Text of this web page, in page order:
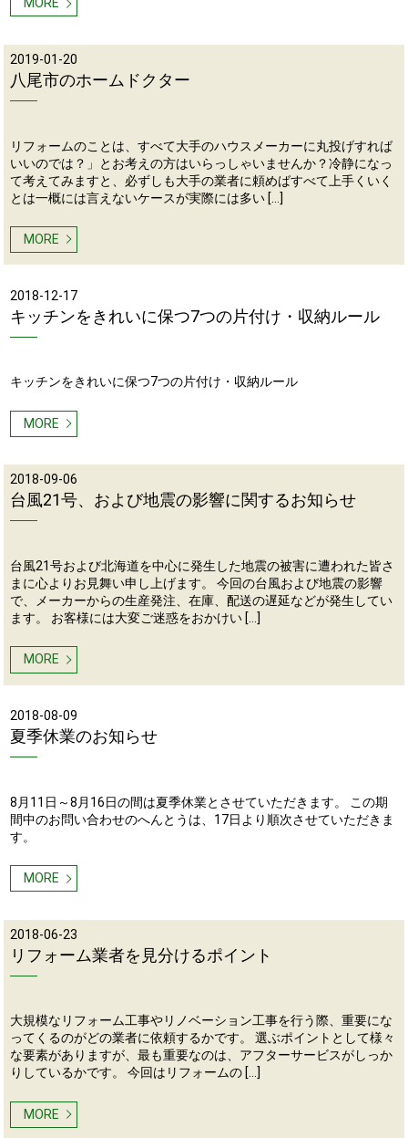
MORE
2019-01-20
八尾市のホームドクター
リフォームのことは、すべて大手のハウスメーカーに丸投げすれば
いいのでは？」とお考えの方はいらっしゃいませんか？冷静になっ
て考えてみますと、必ずしも大手の業者に頼めばすべて上手くいく
とは一概には言えないケースが実際には多い […]
MORE
2018-12-17
キッチンをきれいに保つ7つの片付け・収納ルール
キッチンをきれいに保つ7つの片付け・収納ルール
MORE
2018-09-06
台風21号、および地震の影響に関するお知らせ
台風21号および北海道を中心に発生した地震の被害に遭われた皆さ
まに心よりお見舞い申し上げます。 今回の台風および地震の影響
で、メーカーからの生産発注、在庫、配送の遅延などが発生してい
ます。 お客様には大変ご迷惑をおかけい […]
MORE
2018-08-09
夏季休業のお知らせ
8月11日～8月16日の間は夏季休業とさせていただきます。 この期
間中のお問い合わせのへんとうは、17日より順次させていただきま
す。
MORE
2018-06-23
リフォーム業者を見分けるポイント
大規模なリフォーム工事やリノベーション工事を行う際、重要にな
ってくるのがどの業者に依頼するかです。 選ぶポイントとして様々
な要素がありますが、最も重要なのは、アフターサービスがしっか
りしているかです。 今回はリフォームの […]
MORE